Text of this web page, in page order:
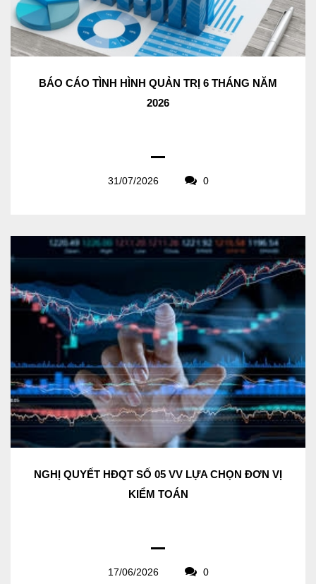
BÁO CÁO TÌNH HÌNH QUẢN TRỊ 6 THÁNG NĂM
2026
31/07/2026 0
NGHỊ QUYẾT HĐQT SỐ 05 VV LỰA CHỌN ĐƠN VỊ
KIỂM TOÁN
17/06/2026 0